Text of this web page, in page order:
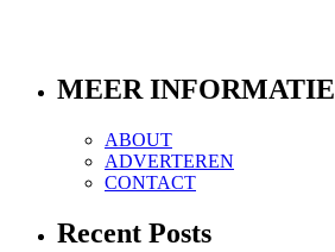
MEER INFORMATIE
ABOUT
ADVERTEREN
CONTACT
Recent Posts